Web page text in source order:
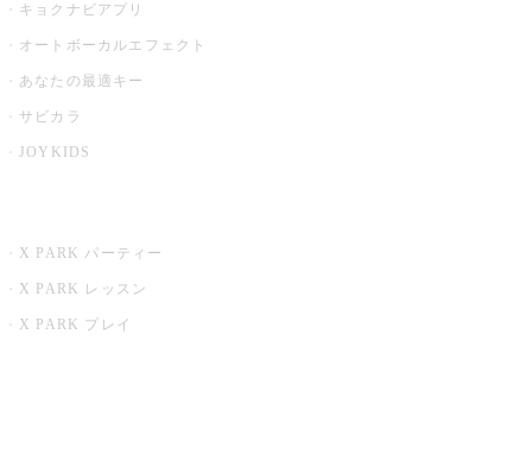
キョクナビアプリ
オートボーカルエフェクト
あなたの最適キー
サビカラ
JOYKIDS
X PARK パーティー
X PARK レッスン
X PARK プレイ